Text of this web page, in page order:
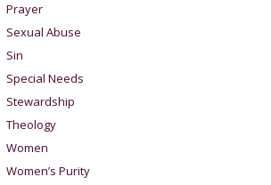
Prayer
Sexual Abuse
Sin
Special Needs
Stewardship
Theology
Women
Women’s Purity